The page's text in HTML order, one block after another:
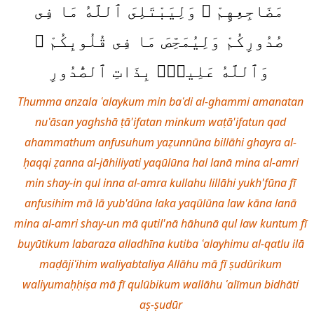
مَضَاجِعِهِمْ ۖ وَلِيَبْتَلِىَ ٱللَّهُ مَا فِى
صُدُورِكُمْ وَلِيُمَحِّصَ مَا فِى قُلُوبِكُمْ ۗ
وَٱللَّهُ عَلِيمٌۢ بِذَاتِ ٱلصُّدُورِ
Thumma anzala ʿalaykum min baʿdi al-ghammi amanatan
nuʿāsan yaghshā ṭā'ifatan minkum waṭā'ifatun qad
ahammathum anfusuhum yaẓunnūna billāhi ghayra al-
ḥaqqi ẓanna al-jāhiliyati yaqūlūna hal lanā mina al-amri
min shay-in qul inna al-amra kullahu lillāhi yukh'fūna fī
anfusihim mā lā yub'dūna laka yaqūlūna law kāna lanā
mina al-amri shay-un mā qutil'nā hāhunā qul law kuntum fī
buyūtikum labaraza alladhīna kutiba ʿalayhimu al-qatlu ilā
maḍājiʿihim waliyabtaliya Allāhu mā fī ṣudūrikum
waliyumaḥḥiṣa mā fī qulūbikum wallāhu ʿalīmun bidhāti
aṣ-ṣudūr